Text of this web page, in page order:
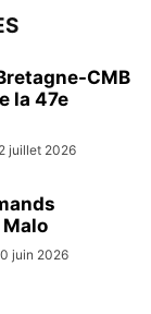
CMB
la 47e
juillet 2026
juin 2026